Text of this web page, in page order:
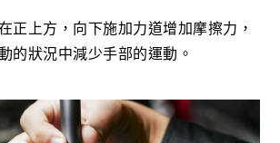
正上方，向下施加力道增加摩擦力，
的狀況中減少手部的運動。